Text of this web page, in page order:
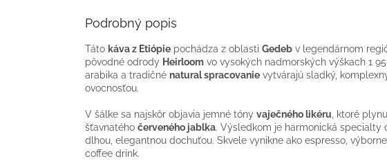
Podrobný popis
Táto káva z Etiópie pochádza z oblasti Gedeb v legendárnom
pôvodné odrody Heirloom vo vysokých nadmorských výškach 1
arabika a tradičné natural spracovanie vytvárajú sladký,
ovocnosťou.
V šálke sa najskôr objavia jemné tóny vaječného likéru , ktoré
šťavnatého červeného jablka. Výsledkom je harmonická specialty
dlhou, elegantnou dochuťou. Skvele vynikne ako espresso,
coffee drink.